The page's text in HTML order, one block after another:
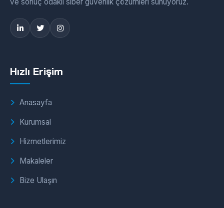
Hızlı Erişim
Anasayfa
Kurumsal
Hizmetlerimiz
Makaleler
Bize Ulaşın